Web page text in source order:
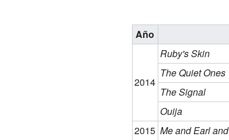
Año
2014
Ruby's Skin
The Quiet Ones
The Signal
Ouija
2015 Me and Earl